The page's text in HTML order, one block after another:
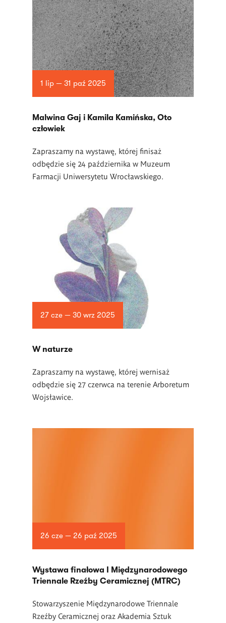
1 lip — 31 paź 2025
Malwina Gaj i Kamila Kamińska, Oto
człowiek
Zapraszamy na wystawę, której finisaż
odbędzie się 24 października w Muzeum
Farmacji Uniwersytetu Wrocławskiego.
27 cze — 30 wrz 2025
W naturze
Zapraszamy na wystawę, której wernisaż
odbędzie się 27 czerwca na terenie Arboretum
Wojsławice.
26 cze — 26 paź 2025
Wystawa finałowa I Międzynarodowego
Triennale Rzeźby Ceramicznej (MTRC)
Stowarzyszenie Międzynarodowe Triennale
Rzeźby Ceramicznej oraz Akademia Sztuk